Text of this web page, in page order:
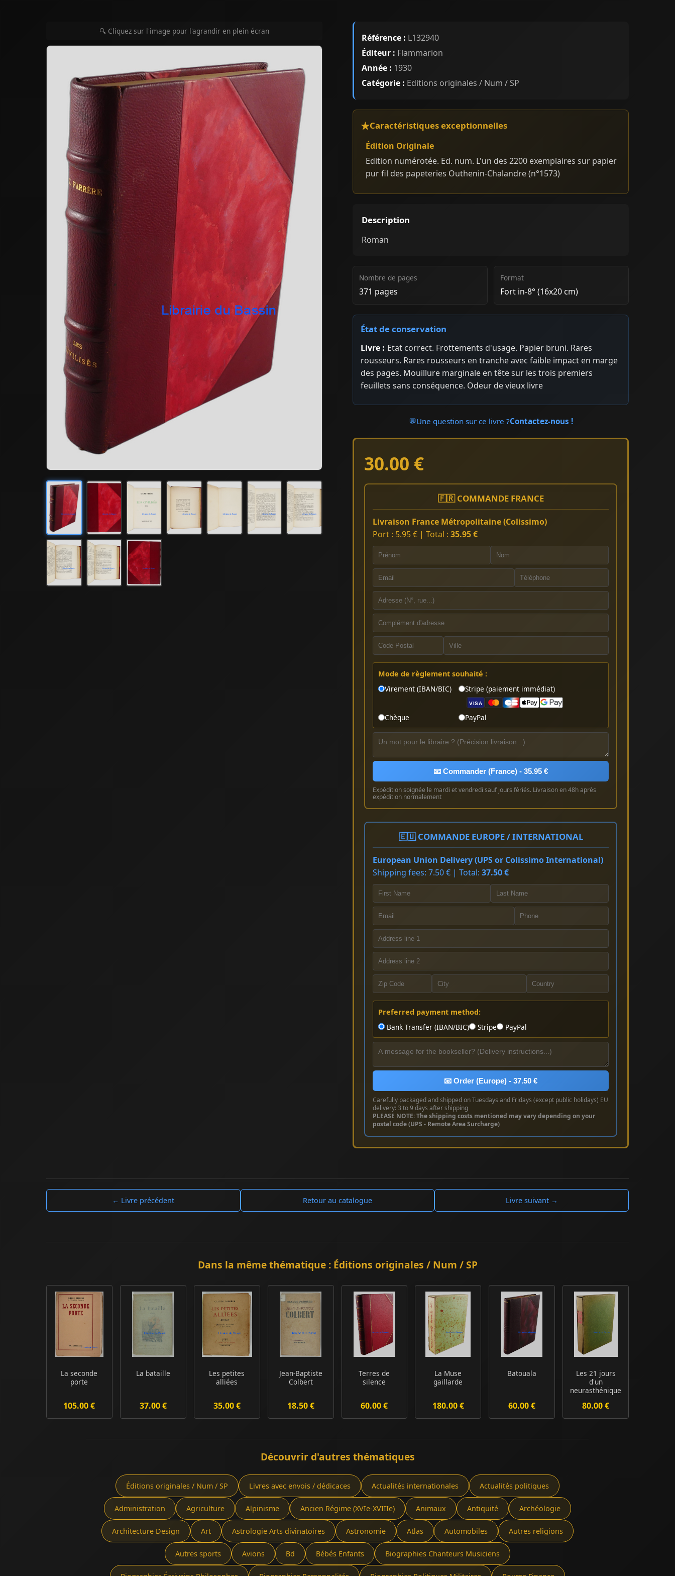
🔍 Cliquez sur l'image pour l'agrandir en plein écran
Référence : L132940
Éditeur : Flammarion
Année : 1930
Catégorie : Editions originales / Num / SP
Caractéristiques exceptionnelles
Édition Originale
Edition numérotée. Ed. num. L'un des 2200 exemplaires sur papier
pur fil des papeteries Outhenin-Chalandre (n°1573)
Description
Roman
Nombre de pages
371 pages
Format
Fort in-8° (16x20 cm)
État de conservation
Livre : Etat correct. Frottements d'usage. Papier bruni. Rares
rousseurs. Rares rousseurs en tranche avec faible impact en marge
des pages. Mouillure marginale en tête sur les trois premiers
feuillets sans conséquence. Odeur de vieux livre
💬Une question sur ce livre ?Contactez-nous !
30.00 €
🇫🇷 COMMANDE FRANCE
Livraison France Métropolitaine (Colissimo)
Port : 5.95 € | Total : 35.95 €
Mode de règlement souhaité :
Virement (IBAN/BIC)
Stripe (paiement immédiat)
VISA
Chèque PayPal
📧 Commander (France) - 35.95 €
Expédition soignée le mardi et vendredi sauf jours fériés. Livraison en 48h après
expédition normalement
🇪🇺 COMMANDE EUROPE / INTERNATIONAL
European Union Delivery (UPS or Colissimo International)
Shipping fees: 7.50 € | Total: 37.50 €
Preferred payment method:
Bank Transfer (IBAN/BIC)
Stripe PayPal
📧 Order (Europe) - 37.50 €
Carefully packaged and shipped on Tuesdays and Fridays (except public holidays) EU
delivery: 3 to 9 days after shipping
PLEASE NOTE: The shipping costs mentioned may vary depending on your
postal code (UPS - Remote Area Surcharge)
← Livre précédent Retour au catalogue Livre suivant →
Dans la même thématique : Éditions originales / Num / SP
La seconde
porte
105.00 €
La bataille
37.00 €
Les petites
alliées
35.00 €
Jean-Baptiste
Colbert
18.50 €
Terres de
silence
60.00 €
La Muse
gaillarde
180.00 €
Batouala
60.00 €
Les 21 jours
d'un
neurasthénique
80.00 €
Découvrir d'autres thématiques
Éditions originales / Num / SP Livres avec envois / dédicaces Actualités internationales Actualités politiques
Administration Agriculture Alpinisme Ancien Régime (XVIe-XVIIIe) Animaux Antiquité Archéologie
Architecture Design Art Astrologie Arts divinatoires Astronomie Atlas Automobiles Autres religions
Autres sports Avions Bd Bébés Enfants Biographies Chanteurs Musiciens